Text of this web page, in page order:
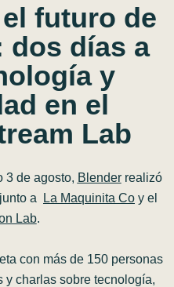
el futuro de
dos días a
y
en el
Lab
3 de agosto, Blenderrealizó
a
La Maquinita Co y el
Lab.
con más de 150 personas
y charlas sobre tecnología,